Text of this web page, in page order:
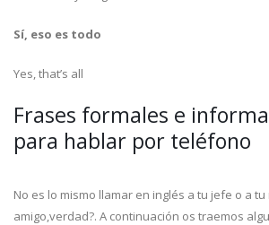
Sí, eso es todo
Yes, that’s all
Frases formales e
para hablar por teléfono
No es lo mismo llamar en inglés a tu jefe o a
amigo,verdad?. A continuación os traemos